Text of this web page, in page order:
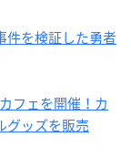
件を検証した勇者
フェを開催！カ
グッズを販売